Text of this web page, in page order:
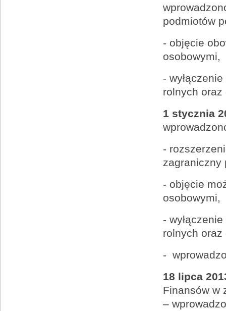
podmiotów
- objęcie
osobowymi,
-
rolnych oraz
1 stycznia
-
zagraniczny
- objęcie
osobowymi,
-
rolnych oraz
-
18 lipca
Finansów w
–